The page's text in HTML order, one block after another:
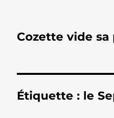
Cozette vide sa
Étiquette : le